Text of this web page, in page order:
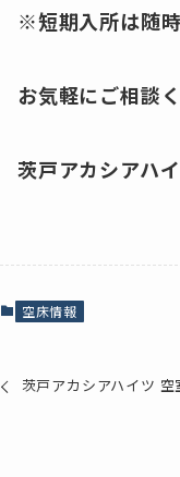
※短期入所は随
お気軽にご相談
茨戸アカシア
空床情報
茨戸アカシアハイツ 空